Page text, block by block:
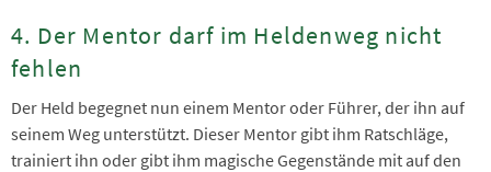
4. Der Mentor darf im Heldenweg nicht
fehlen
Der Held begegnet nun einem Mentor oder Führer, der ihn auf
seinem Weg unterstützt. Dieser Mentor gibt ihm Ratschläge,
trainiert ihn oder gibt ihm magische Gegenstände mit auf den